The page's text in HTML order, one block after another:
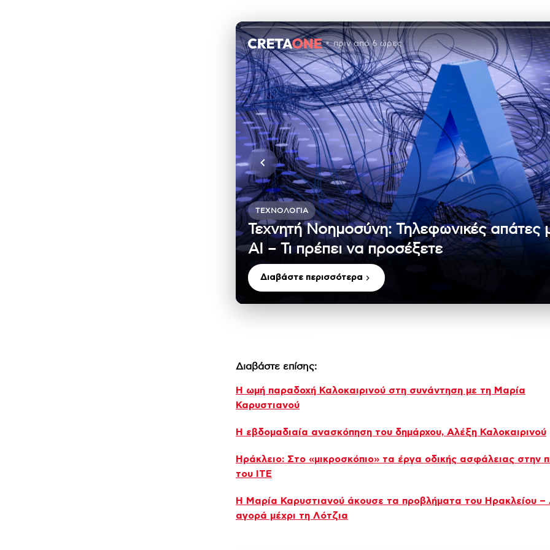
πριν από 6 ώρες
ΤΕΧΝΟΛΟΓΊΑ
Τεχνητή Νοημοσύνη: Τηλεφωνικές απάτες
ΑΙ – Τι πρέπει να προσέξετε
Διαβάστε περισσότερα
Διαβάστε επίσης:
Η ωμή παραδοχή Καλοκαιρινού στη συνάντηση με τη Μαρία
Καρυστιανού
Η εβδομαδιαία ανασκόπηση του δημάρχου, Αλέξη Καλοκαιρινού
Ηράκλειο: Στο «μικροσκόπιο» τα έργα οδικής ασφάλειας στην
του ΙΤΕ
Η Μαρία Καρυστιανού άκουσε τα προβλήματα του Ηρακλείου –
αγορά μέχρι τη Λότζια